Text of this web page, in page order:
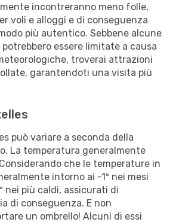
incontreranno meno folle,
voli e alloggi e di conseguenza
più autentico. Sebbene alcune
essere limitate a causa
troverai attrazioni
garantendoti una visita più
può variare a seconda della
La temperatura generalmente
Considerando che le temperature in
intorno ai -1º nei mesi
nei più caldi, assicurati di
di conseguenza. E non
un ombrello! Alcuni di essi